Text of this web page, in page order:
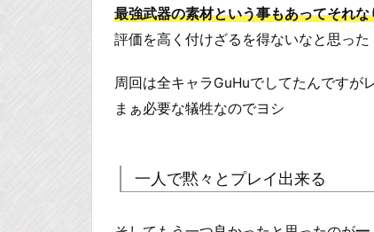
最強武器の素材という事もあってそれ
評価を高く付けざるを得ないなと思った
周回は全キャラGuHuでしてたんですが
まぁ必要な犠牲なのでヨシ
一人で黙々とプレイ出来る